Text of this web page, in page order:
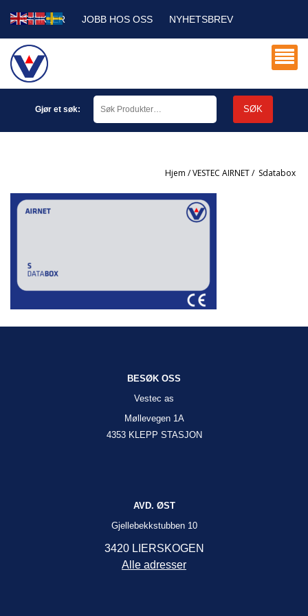
ARTIKLER JOBB HOS OSS NYHETSBREV
SERVICE DB
Gjør et søk: SØK
Hjem /VESTEC AIRNET/ sdatabox
BESØK OSS
Vestec as
Møllevegen 1A
4353 KLEPP STASJON
AVD. ØST
Gjellebekkstubben 10
3420 LIERSKOGEN
Alle adresser